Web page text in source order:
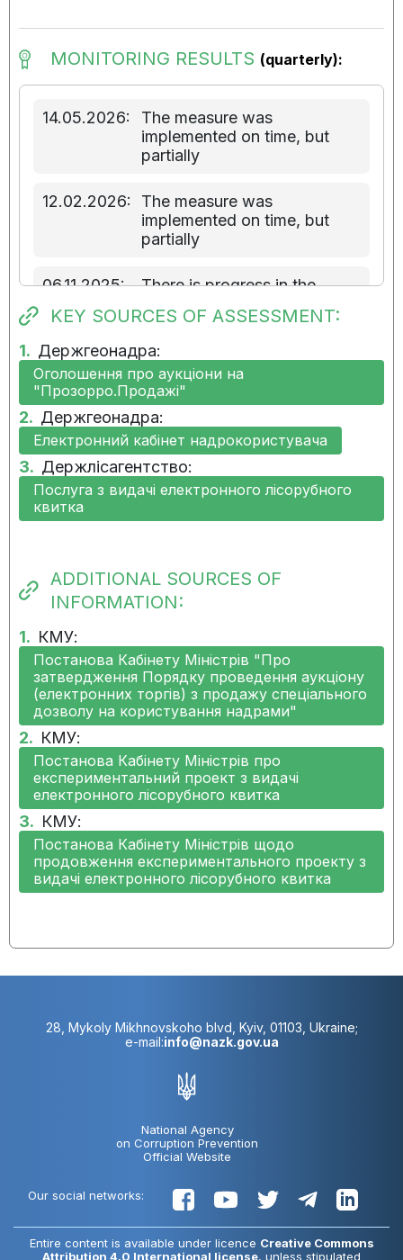
MONITORING RESULTS (quarterly):
14.05.2026:
The measure was
implemented on time, but
partially
12.02.2026:
The measure was
implemented on time, but
partially
06.11.2025:
There is progress in the
measure
08.08.2025: There is progress in the
implementation of the
measure
15.05.2025: There is progress in the
implementation of the
measure
measure
measure
14.11.2024:
There is progress in the
implementation of the
15.08.2024: There is progress in the
implementation of the
KEY SOURCES OF ASSESSMENT:
1. Держгеонадра:
Оголошення про аукціони на
"Прозорро.Продажі"
2. Держгеонадра:
Електронний кабінет надрокористувача
3. Держлісагентство:
Послуга з видачі електронного лісорубного
квитка
ADDITIONAL SOURCES OF
INFORMATION:
1. КМУ:
Постанова Кабінету Міністрів "Про
затвердження Порядку проведення аукціону
(електронних торгів) з продажу спеціального
дозволу на користування надрами"
2. КМУ:
Постанова Кабінету Міністрів про
експериментальний проект з видачі
електронного лісорубного квитка
3. КМУ:
Постанова Кабінету Міністрів щодо
продовження експериментального проекту з
видачі електронного лісорубного квитка
28, Mykoly Mikhnovskoho blvd, Kyiv, 01103, Ukraine;
e-mail:info@nazk.gov.ua
National Agency
on Corruption Prevention
Official Website
Our social networks:
Entire content is available under licence Creative Commons
Attribution 4.0 International license, unless stipulated